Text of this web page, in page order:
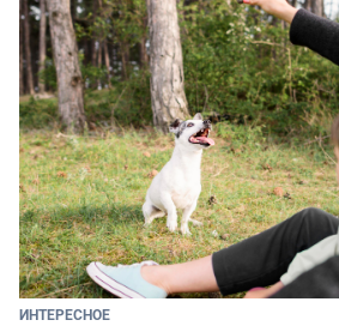
ИНТЕРЕСНОЕ